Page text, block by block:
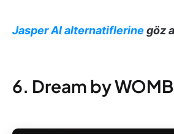
Jasper AI alternatiflerine göz
6. Dream by